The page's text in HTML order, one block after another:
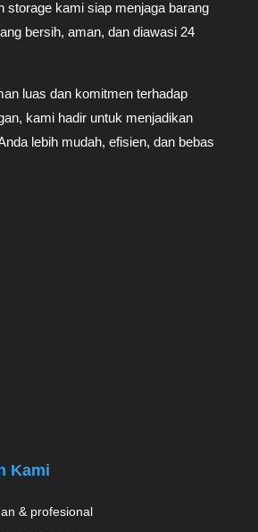
storage kami siap menjaga barang
bersih, aman, dan diawasi 24
luas dan komitmen terhadap
kami hadir untuk menjadikan
lebih mudah, efisien, dan bebas
Kami
& profesional